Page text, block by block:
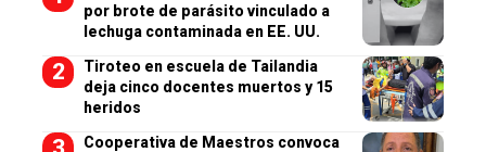
por brote de parásito vinculado a
lechuga contaminada en EE. UU.
Tiroteo en escuela de Tailandia
deja cinco docentes muertos y 15
heridos
Cooperativa de Maestros convoca